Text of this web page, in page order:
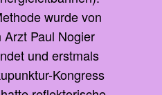
wurde von
Paul Nogier
und erstmals
Kongress